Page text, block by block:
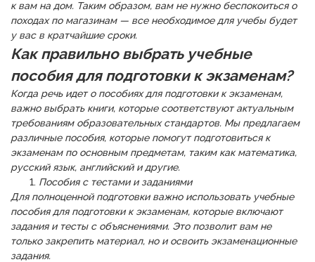
к вам на дом. Таким образом, вам не нужно беспокоиться о
походах по магазинам — все необходимое для учебы будет
у вас в кратчайшие сроки.
Как правильно выбрать учебные
пособия для подготовки к экзаменам?
Когда речь идет о пособиях для подготовки к экзаменам,
важно выбрать книги, которые соответствуют актуальным
требованиям образовательных стандартов. Мы предлагаем
различные пособия, которые помогут подготовиться к
экзаменам по основным предметам, таким как математика,
русский язык, английский и другие.
Пособия с тестами и заданиями
Для полноценной подготовки важно использовать учебные
пособия для подготовки к экзаменам, которые включают
задания и тесты с объяснениями. Это позволит вам не
только закрепить материал, но и освоить экзаменационные
задания.